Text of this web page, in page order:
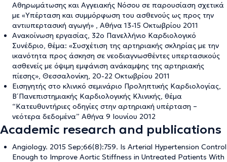
Αθηρωμάτωσης και Αγγειακής Νόσου σε παρουσίαση σχετικά
με «Υπέρταση και συμμόρφωση του ασθενούς ως προς την
αντιυπερτασική αγωγή» , Αθήνα 13-15 Οκτωβρίου 2011
Ανακοίνωση εργασίας, 32ο Πανελλήνιο Καρδιολογικό
Συνέδριο, θέμα: «Συσχέτιση της αρτηριακής σκληρίας με την
ικανότητα προς άσκηση σε νεοδιαγνωσθέντες υπερτασικούς
ασθενείς με όψιμη εμφάνιση ανάκαμψης της αρτηριακής
πίεσης», Θεσσαλονίκη, 20-22 Οκτωβρίου 2011
Εισηγητής στο κλινικό σεμινάριο Προληπτικής Καρδιολογίας,
Β΄ Πανεπιστημιακής Καρδιολογικής Κλινικής, θέμα
“Κατευθυντήριες οδηγίες στην αρτηριακή υπέρταση –
νεότερα δεδομένα” Αθήνα 9 Ιουνίου 2012
Academic research and publications
Angiology. 2015 Sep;66(8):759. Is Arterial Hypertension Control
Enough to Improve Aortic Stiffness in Untreated Patients With